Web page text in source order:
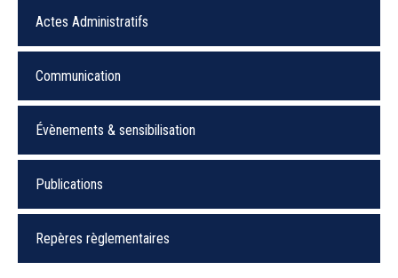
Actes Administratifs
Communication
Évènements & sensibilisation
Publications
Repères règlementaires